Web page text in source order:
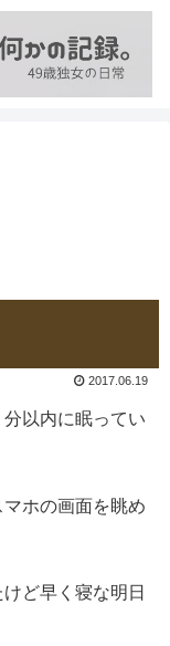
2017.06.19
以内に眠ってい
ホの画面を眺め
ど早く寝な明日